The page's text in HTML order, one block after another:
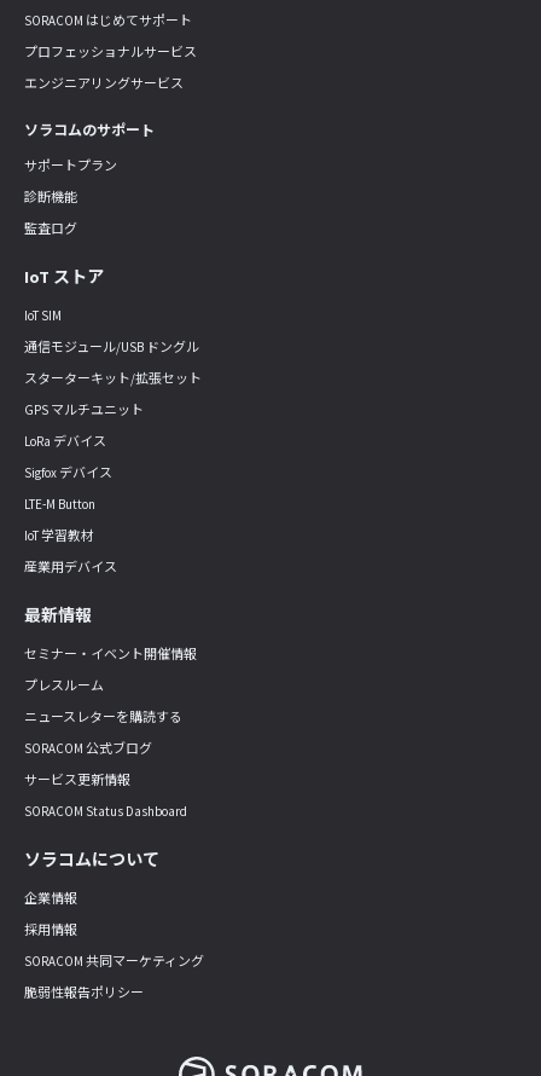
SORACOM はじめてサポート
プロフェッショナルサービス
エンジニアリングサービス
ソラコムのサポート
サポートプラン
診断機能
監査ログ
IoT ストア
IoT SIM
通信モジュール/USB ドングル
スターターキット/拡張セット
GPS マルチユニット
LoRa デバイス
Sigfox デバイス
LTE-M Button
IoT 学習教材
産業用デバイス
最新情報
セミナー・イベント開催情報
プレスルーム
ニュースレターを購読する
SORACOM 公式ブログ
サービス更新情報
SORACOM Status Dashboard
ソラコムについて
企業情報
採用情報
SORACOM 共同マーケティング
脆弱性報告ポリシー